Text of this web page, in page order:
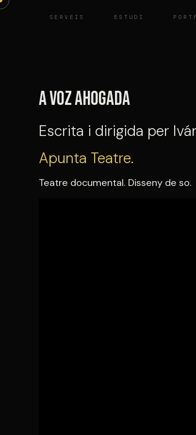
Vés
SERVEIS ESTUDI
A voz ahogada
Escrita i dirigida per
Apunta Teatre.
Teatre documental. Disseny de so.